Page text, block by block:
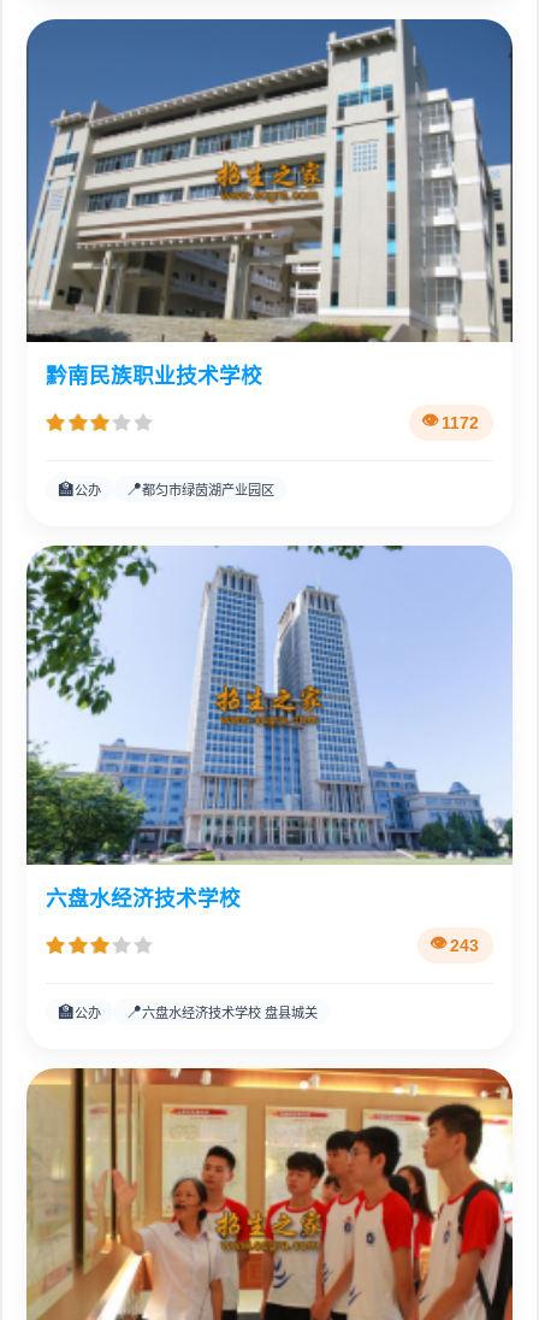
黔南民族职业技术学校
1172
🏫公办 📍都匀市绿茵湖产业园区
六盘水经济技术学校
243
🏫公办 📍六盘水经济技术学校 盘县城关